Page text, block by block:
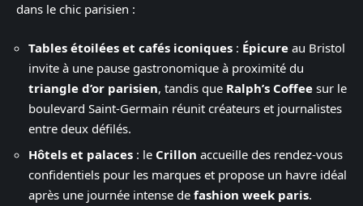
dans le chic parisien :
Tables étoilées et cafés iconiques : Épicure au Bristol
invite à une pause gastronomique à proximité du
triangle d’or parisien, tandis que Ralph’s Coffee sur le
boulevard Saint-Germain réunit créateurs et journalistes
entre deux défilés.
Hôtels et palaces : le Crillon accueille des rendez-vous
confidentiels pour les marques et propose un havre idéal
après une journée intense de fashion week paris.